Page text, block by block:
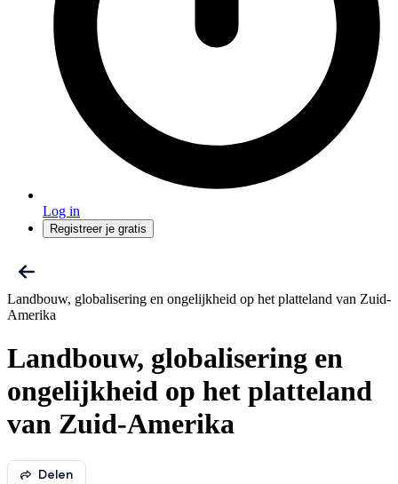
Log in
Registreer je gratis
Landbouw, globalisering en ongelijkheid op het platteland van Zuid-
Amerika
Landbouw, globalisering en
ongelijkheid op het platteland
van Zuid-Amerika
Delen